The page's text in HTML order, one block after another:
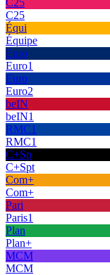
C25
C25
Équi
Équipe
Euro
Euro1
Euro
Euro2
beIN
beIN1
RMC1
RMC1
C+Sp
C+Spt
Com+
Com+
Pari
Paris1
Plan
Plan+
MCM
MCM